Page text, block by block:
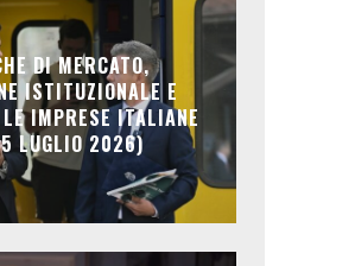
DI MERCATO,
ISTITUZIONALE E
IMPRESE ITALIANE
LUGLIO 2026)